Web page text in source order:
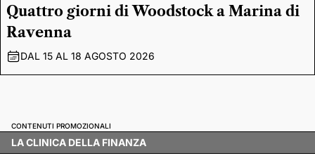
Quattro giorni di Woodstock a Marina di
Ravenna
DAL 15 AL 18 AGOSTO 2026
CONTENUTI PROMOZIONALI
LA CLINICA DELLA FINANZA